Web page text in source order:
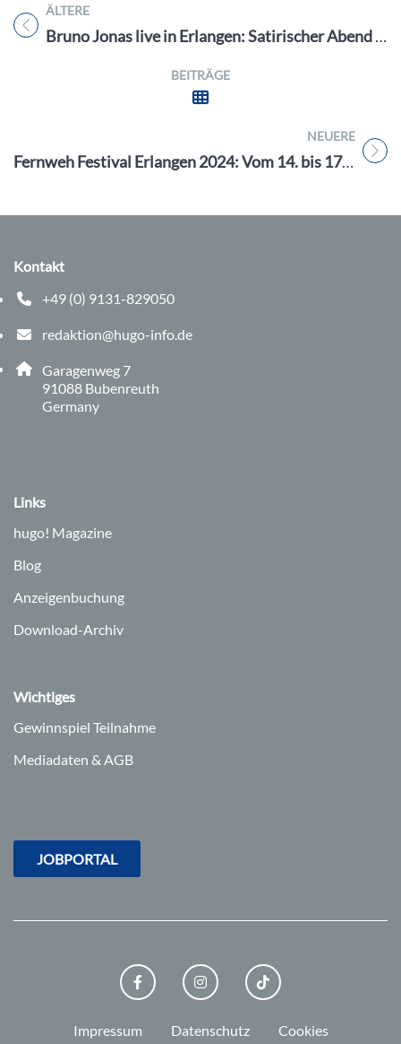
ÄLTERE
Titel für Beitrag
Bruno Jonas live in Erlangen: Satirischer Abend am 24.10.2024
BEITRÄGE
NEUERE
Titel für Beitrag
Fernweh Festival Erlangen 2024: Vom 14. bis 17. November die Welt entdecken
Kontakt
+49 (0) 9131-829050
Telefonnummer: 0 9 1 3 1 8 2 9 0 5 0
redaktion@hugo-info.de
E-Mail Adresse: redaktion@hugo-info.de
Adresse:
Garagenweg 7
91088 , 9 1 0 8 8
Bubenreuth
Germany
Links
hugo! Magazine
Blog
Anzeigenbuchung
Download-Archiv
Wichtiges
Gewinnspiel Teilnahme
Mediadaten & AGB
JOBPORTAL
FACEBOOKINSTAGRAMTIKTOK
Impressum Datenschutz Cookies